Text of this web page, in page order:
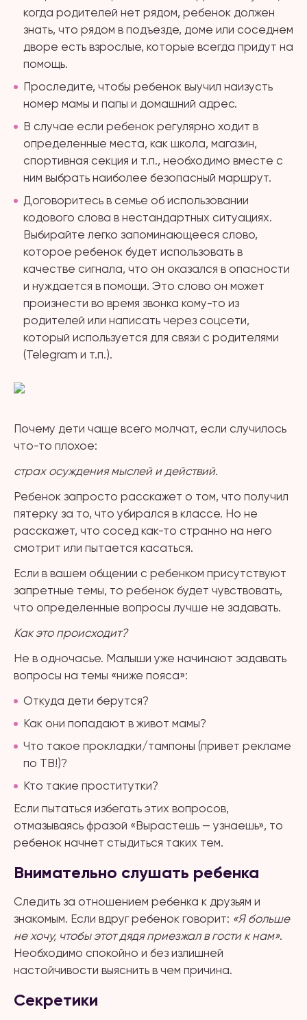
когда родителей нет рядом, ребенок должен
знать, что рядом в подъезде, доме или соседнем
дворе есть взрослые, которые всегда придут на
помощь.
Проследите, чтобы ребенок выучил наизусть
номер мамы и папы и домашний адрес.
В случае если ребенок регулярно ходит в
определенные места, как школа, магазин,
спортивная секция и т.п., необходимо вместе с
ним выбрать наиболее безопасный маршрут.
Договоритесь в семье об использовании
кодового слова в нестандартных ситуациях.
Выбирайте легко запоминающееся слово,
которое ребенок будет использовать в
качестве сигнала, что он оказался в опасности
и нуждается в помощи. Это слово он может
произнести во время звонка кому-то из
родителей или написать через соцсети,
который используется для связи с родителями
(Telegram и т.п.).
Почему дети чаще всего молчат, если случилось
что-то плохое:
страх осуждения мыслей и действий.
Ребенок запросто расскажет о том, что получил
пятерку за то, что убирался в классе. Но не
расскажет, что сосед как-то странно на него
смотрит или пытается касаться.
Если в вашем общении с ребенком присутствуют
запретные темы, то ребенок будет чувствовать,
что определенные вопросы лучше не задавать.
Как это происходит?
Не в одночасье. Малыши уже начинают задавать
вопросы на темы «ниже пояса»:
Откуда дети берутся?
Как они попадают в живот мамы?
Что такое прокладки/тампоны (привет рекламе
по ТВ!)?
Кто такие проститутки?
Если пытаться избегать этих вопросов,
отмазываясь фразой «Вырастешь — узнаешь», то
ребенок начнет стыдиться таких тем.
Внимательно слушать ребенка
Следить за отношением ребенка к друзьям и
знакомым. Если вдруг ребенок говорит: «Я больше
не хочу, чтобы этот дядя приезжал в гости к нам».
Необходимо спокойно и без излишней
настойчивости выяснить в чем причина.
Секретики